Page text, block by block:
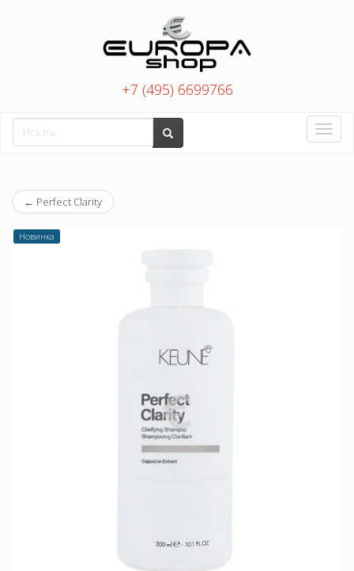
+7 (495) 6699766
Toggle
← Perfect Clarity
Новинка